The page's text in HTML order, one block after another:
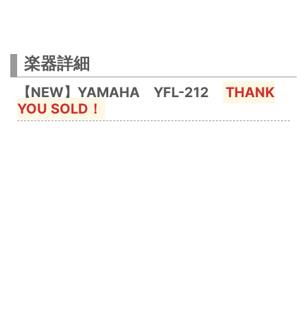
楽器詳細
【NEW】YAMAHA YFL-212
THANK
YOU SOLD！